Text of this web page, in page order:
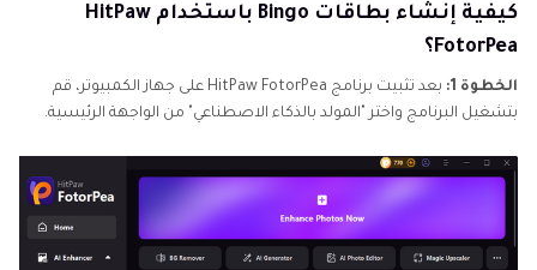
كيفية إنشاء بطاقات Bingo باستخدام HitPaw
FotorPea؟
الخطوة 1:
بعد تثبيت برنامج HitPaw FotorPea على جهاز الكمبيوتر، قم
بتشغيل البرنامج واختر "المولد بالذكاء الاصطناعي" من الواجهة الرئيسية.